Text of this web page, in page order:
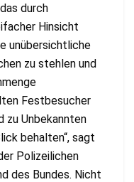
durch
Hinsicht
unübersichtliche
zu stehlen und
Festbesucher
zu Unbekannten
behalten“, sagt
Polizeilichen
des Bundes. Nicht